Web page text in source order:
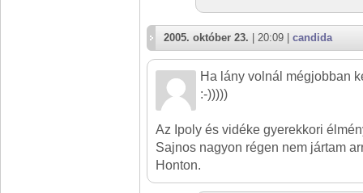
2005. október 23. | 20:09 | candida
Ha lány volnál mégjobban
:-)))))
Az Ipoly és vidéke gyerekkori
Sajnos nagyon régen nem jártam
Honton.